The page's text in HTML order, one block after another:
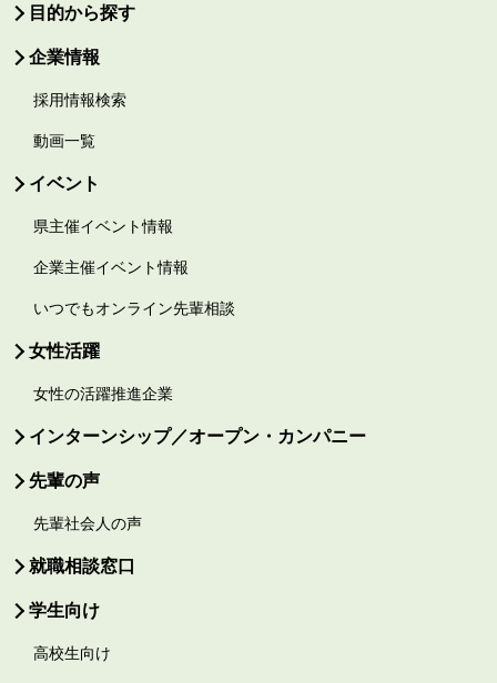
目的から探す
企業情報
採用情報検索
動画一覧
イベント
県主催イベント情報
企業主催イベント情報
いつでもオンライン先輩相談
女性活躍
女性の活躍推進企業
インターンシップ／オープン・カンパニー
先輩の声
先輩社会人の声
就職相談窓口
学生向け
高校生向け